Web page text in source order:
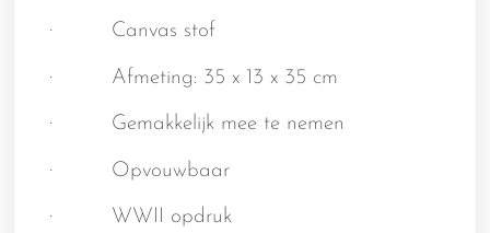
· Canvas stof
· Afmeting: 35 x 13 x 35 cm
· Gemakkelijk mee te nemen
· Opvouwbaar
· WWII opdruk